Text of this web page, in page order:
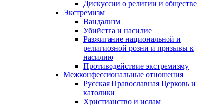
Дискуссии о религии и обществе
Экстремизм
Вандализм
Убийства и насилие
Разжигание национальной и
религиозной розни и призывы к
насилию
Противодействие экстремизму
Межконфессиональные отношения
Русская Православная Церковь и
католики
Христианство и ислам